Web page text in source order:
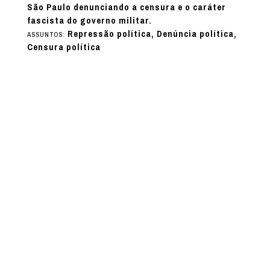
São Paulo denunciando a censura e o caráter
fascista do governo militar.
ASSUNTOS: Repressão política, Denúncia política,
Censura política